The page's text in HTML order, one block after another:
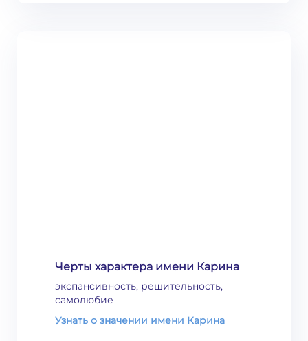
Черты характера имени Карина
экспансивность, решительность,
самолюбие
Узнать о значении имени Карина